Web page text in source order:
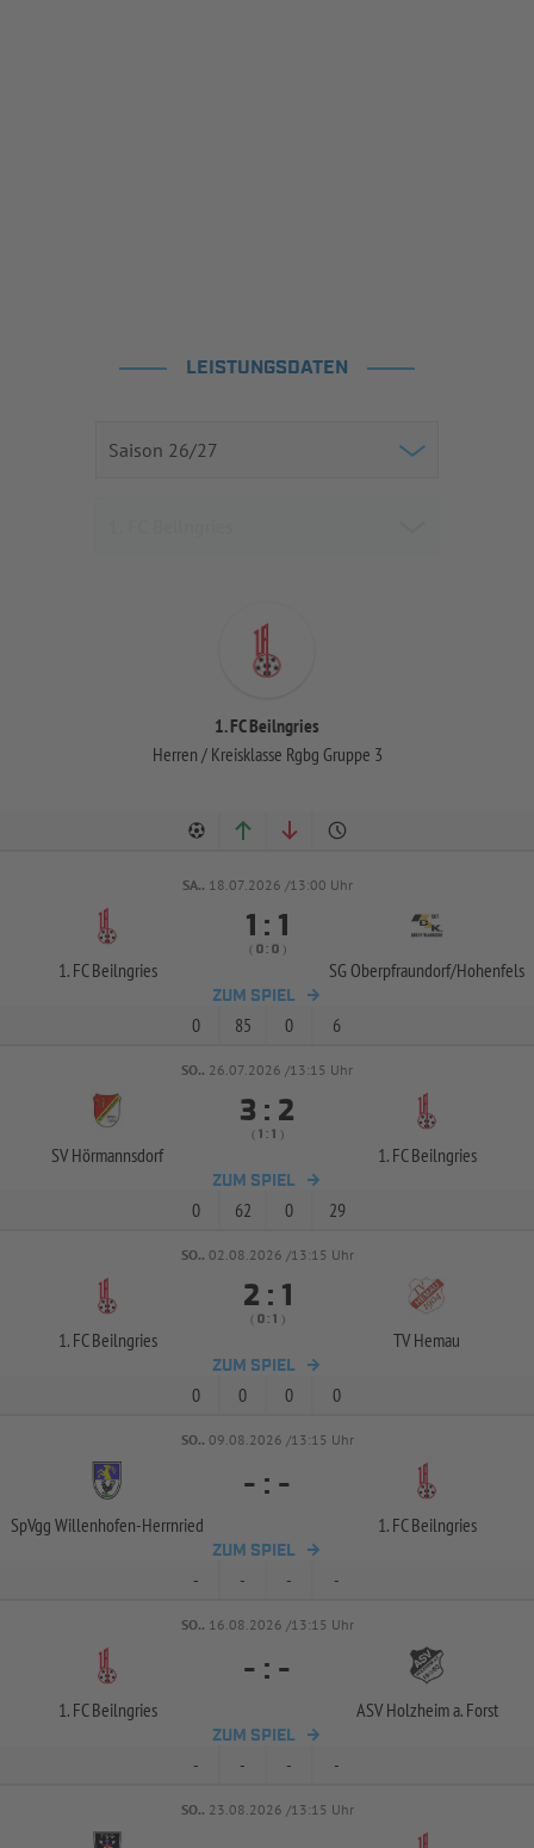
LEISTUNGSDATEN
1. FC Beilngries
Herren / Kreisklasse Rgbg Gruppe 3
SA.. 18.07.2026 /13:00 Uhr
1. FC Beilngries
 : 
( :  )
SG Oberpfraundorf/Hohenfels
ZUM SPIEL
0 85 0 6
SO.. 26.07.2026 /13:15 Uhr
SV Hörmannsdorf
 : 
(  :  )
1. FC Beilngries
ZUM SPIEL
0 62 0 29
SO.. 02.08.2026 /13:15 Uhr
1. FC Beilngries
 : 
( :  )
TV Hemau
ZUM SPIEL
0 0 0 0
SO.. 09.08.2026 /13:15 Uhr
SpVgg Willenhofen-Herrnried
- : -
1. FC Beilngries
ZUM SPIEL
- - - -
SO.. 16.08.2026 /13:15 Uhr
1. FC Beilngries
- : -
ASV Holzheim a. Forst
ZUM SPIEL
- - - -
SO.. 23.08.2026 /13:15 Uhr